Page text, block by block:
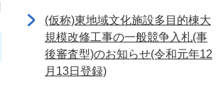
(仮称)東地域文化施設多目的棟大
規模改修工事の一般競争入札(事
後審査型)のお知らせ(令和元年12
月13日登録)